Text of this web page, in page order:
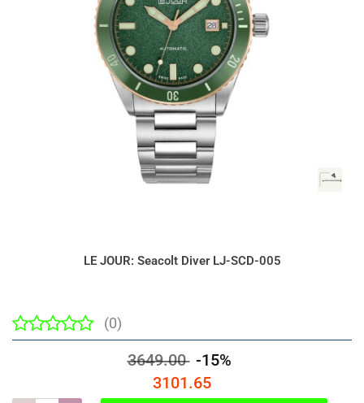
LE JOUR: Seacolt Diver LJ-SCD-005
(0)
3649.00 -15%
3101.65